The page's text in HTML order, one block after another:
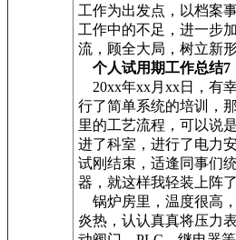
工作为出发点，以档案
工作中的不足，进一步
流，顾全大局，树立新
个人试用期工作总结7
20xx年xx月xx日，有
行了简单系统的培训，
里的工艺流程，可以说
进了科室，进行了电力
试刚结束，适逢同事们
器，就这样我轻装上阵了
锅炉房里，温度很高
炎热，认认真真将压力